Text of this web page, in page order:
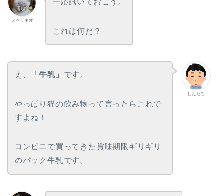
スペッキオ
これは何だ？
しんたろ
え、 「牛乳」 です。
やっぱり猫の飲み物って言ったらこれで
すよね！
コンビニで買ってきた賞味期限ギリギリ
のパック牛乳です。